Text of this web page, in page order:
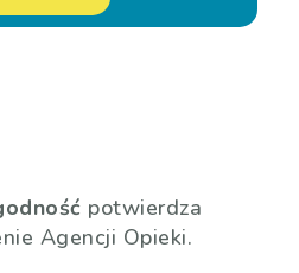
potwierdza
Agencji Opieki.